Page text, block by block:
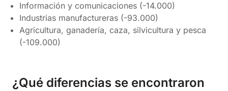
Información y comunicaciones (-14.000)
Industrias manufactureras (-93.000)
Agricultura, ganadería, caza, silvicultura y pesca
(-109.000)
¿Qué diferencias se encontraron